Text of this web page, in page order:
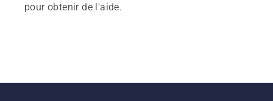
pour obtenir de l'aide.